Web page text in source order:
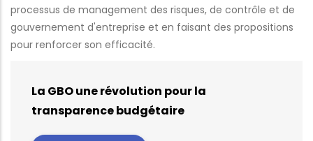
processus de management des risques, de contrôle et de
gouvernement d'entreprise et en faisant des propositions
pour renforcer son efficacité.
La GBO une révolution pour la
transparence budgétaire